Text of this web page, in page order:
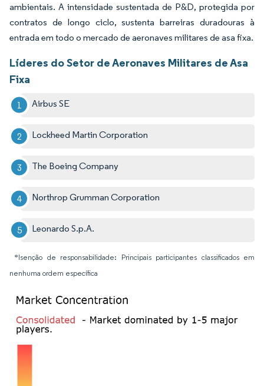
ambientais. A intensidade sustentada de P&D, protegida por
contratos de longo ciclo, sustenta barreiras duradouras à
entrada em todo o mercado de aeronaves militares de asa fixa.
Líderes do Setor de Aeronaves Militares de Asa
Fixa
Airbus SE
Lockheed Martin Corporation
The Boeing Company
Northrop Grumman Corporation
Leonardo S.p.A.
*Isenção de responsabilidade: Principais participantes classificados em
nenhuma ordem específica